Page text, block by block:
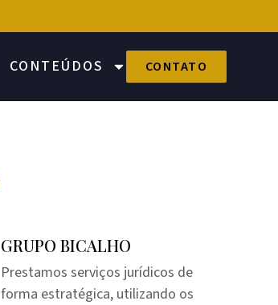
CONTEÚDOS CONTATO
GRUPO BICALHO
Prestamos serviços jurídicos de
forma estratégica, utilizando os